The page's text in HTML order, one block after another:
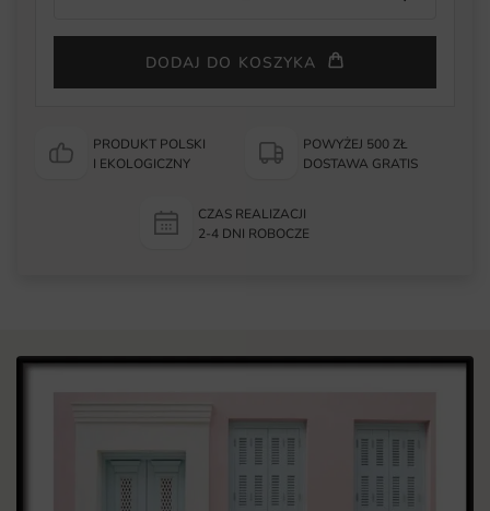
DODAJ DO KOSZYKA
PRODUKT POLSKI
I EKOLOGICZNY
POWYŻEJ 500 ZŁ
DOSTAWA GRATIS
CZAS REALIZACJI
2-4 DNI ROBOCZE